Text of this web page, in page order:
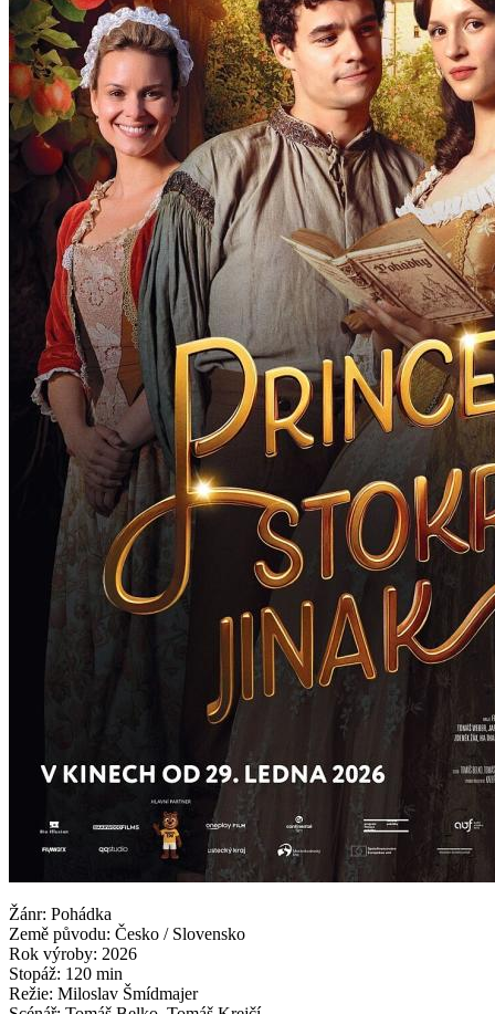
Žánr: Pohádka
Země původu: Česko / Slovensko
Rok výroby: 2026
Stopáž: 120 min
Režie: Miloslav Šmídmajer